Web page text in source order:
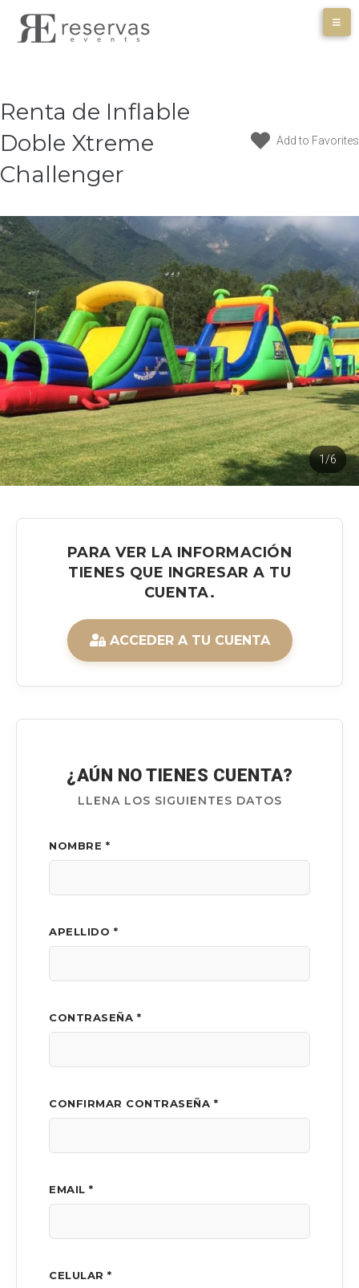
Renta de Inflable
Doble Xtreme
Challenger
Add to Favorites
1/6
PARA VER LA INFORMACIÓN
TIENES QUE INGRESAR A TU
CUENTA.
ACCEDER A TU CUENTA
¿AÚN NO TIENES CUENTA?
LLENA LOS SIGUIENTES DATOS
NOMBRE *
APELLIDO *
CONTRASEÑA *
CONFIRMAR CONTRASEÑA *
EMAIL *
CELULAR *